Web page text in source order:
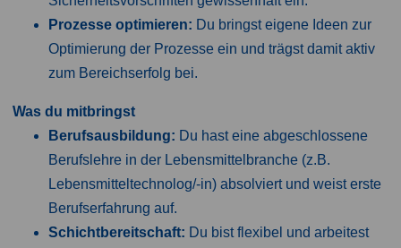
Prozesse optimieren: Du bringst eigene Ideen zur
Optimierung der Prozesse ein und trägst damit aktiv
zum Bereichserfolg bei.
Was du mitbringst
Berufsausbildung: Du hast eine abgeschlossene
Berufslehre in der Lebensmittelbranche (z.B.
Lebensmitteltechnolog/-in) absolviert und weist erste
Berufserfahrung auf.
Schichtbereitschaft: Du bist flexibel und arbeitest